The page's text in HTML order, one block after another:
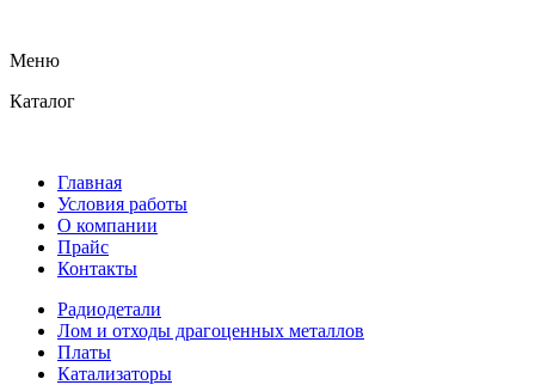
Меню
Каталог
Главная
Условия работы
О компании
Прайс
Контакты
Радиодетали
Лом и отходы драгоценных металлов
Платы
Катализаторы